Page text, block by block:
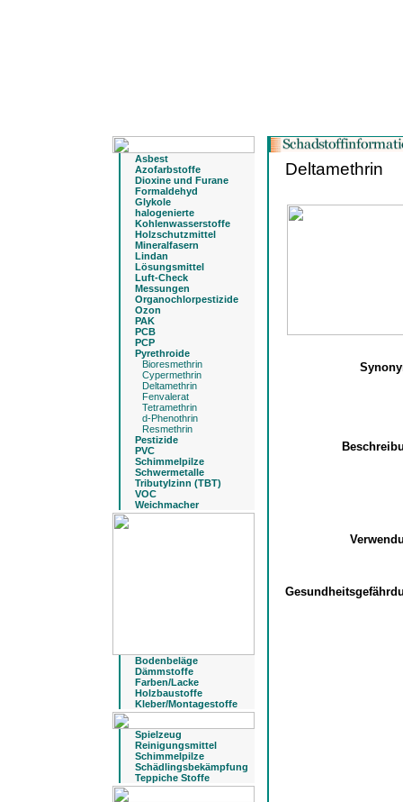
Asbest
Azofarbstoffe
Dioxine und Furane
Formaldehyd
Glykole
halogenierte
Kohlenwasserstoffe
Holzschutzmittel
Mineralfasern
Lindan
Lösungsmittel
Luft-Check
Messungen
Organochlorpestizide
Ozon
PAK
PCB
PCP
Pyrethroide
Bioresmethrin
Cypermethrin
Deltamethrin
Fenvalerat
Tetramethrin
d-Phenothrin
Resmethrin
Pestizide
PVC
Schimmelpilze
Schwermetalle
Tributylzinn (TBT)
VOC
Weichmacher
Bodenbeläge
Dämmstoffe
Farben/Lacke
Holzbaustoffe
Kleber/Montagestoffe
Spielzeug
Reinigungsmittel
Schimmelpilze
Schädlingsbekämpfung
Teppiche Stoffe
Deltamethrin